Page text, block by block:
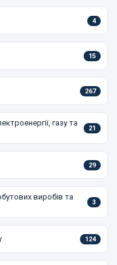
4
15
267
газу та
21
29
виробів та
3
124